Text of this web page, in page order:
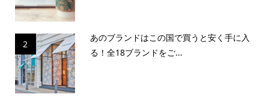
2
あのブランドはこの国で買うと安く手に入
る！全18ブランドをご...